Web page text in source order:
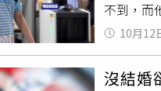
台灣血汗
語中心學
「聘僱許
倒，讓附
個狹小的
一路打到
《刑事
該協會平
此機會與
不到，而
報》報導
代書助
由於清
亡。賴母
10月12
沒結婚